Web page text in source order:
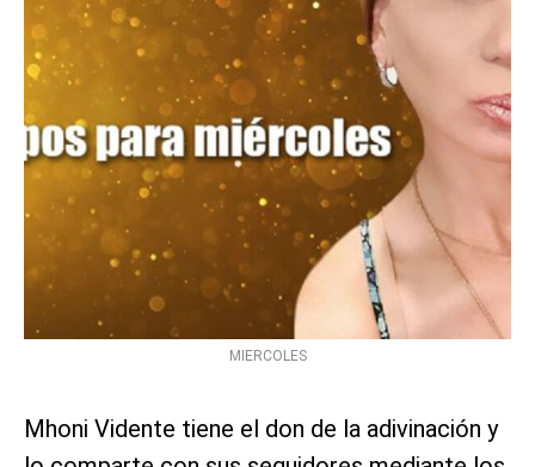
MIERCOLES
Mhoni Vidente tiene el don de la adivinación y